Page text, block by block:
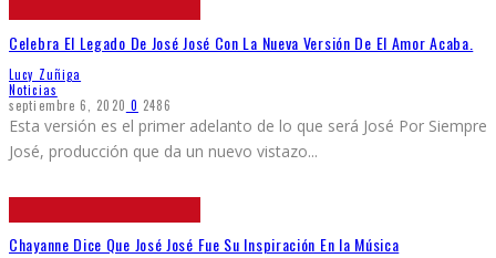
Celebra El Legado De José José Con La Nueva Versión De El Amor Acaba.
Lucy Zuñiga
Noticias
septiembre 6, 2020 0 2486
Esta versión es el primer adelanto de lo que será José Por Siempre
José, producción que da un nuevo vistazo...
Chayanne Dice Que José José Fue Su Inspiración En la Música